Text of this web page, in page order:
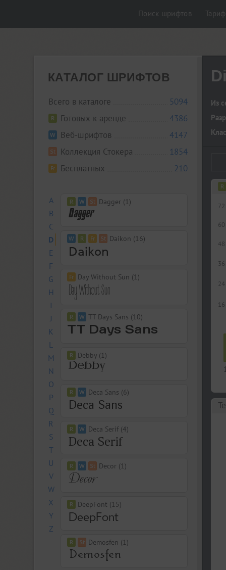
Поиск шрифтов
КАТАЛОГ ШРИФТОВ
Всего в каталоге
5094
Готовых к аренде
4386
Веб-шрифтов
4147
Коллекция Стокера
1854
Бесплатных
210
A
B
C
D
E
F
G
H
I
J
K
L
M
N
O
P
Q
R
S
T
U
V
W
X
Y
Z
Dagger (1)
Daikon (16)
Day Without Sun (1)
TT Days Sans (10)
Debby (1)
Deca Sans (6)
Deca Serif (4)
Decor (1)
DeepFont (15)
Demosfen (1)
Из